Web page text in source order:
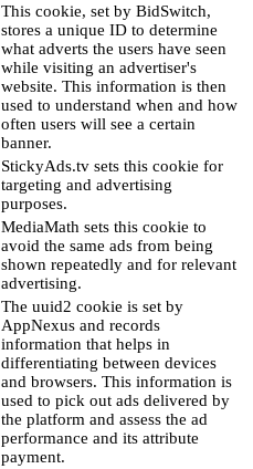
This cookie, set by BidSwitch,
stores a unique ID to determine
what adverts the users have seen
while visiting an advertiser's
website. This information is then
used to understand when and how
often users will see a certain
banner.
StickyAds.tv sets this cookie for
targeting and advertising
purposes.
MediaMath sets this cookie to
avoid the same ads from being
shown repeatedly and for relevant
advertising.
The uuid2 cookie is set by
AppNexus and records
information that helps in
differentiating between devices
and browsers. This information is
used to pick out ads delivered by
the platform and assess the ad
performance and its attribute
payment.